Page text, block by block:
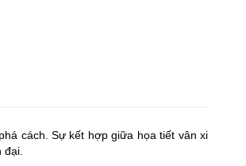
cách. Sự kết hợp giữa họa tiết vân xi